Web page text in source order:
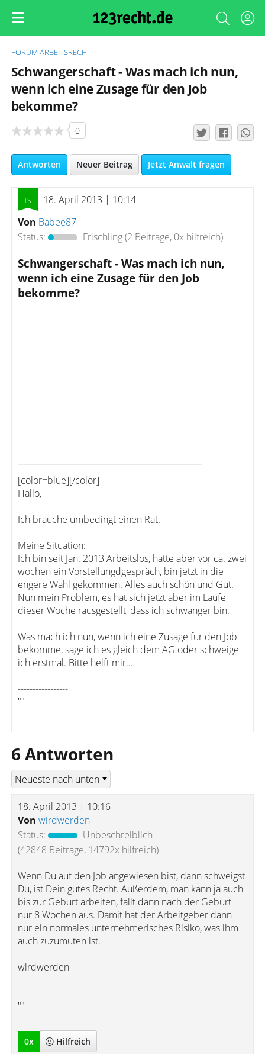
FORUM ARBEITSRECHT
Schwangerschaft - Was mach ich nun,
wenn ich eine Zusage für den Job
bekomme?
0
Antworten Neuer Beitrag Jetzt Anwalt fragen
18. April 2013 | 10:14
Von Babee87
Status:
Frischling(2 Beiträge, 0x hilfreich)
Schwangerschaft - Was mach ich nun,
wenn ich eine Zusage für den Job
bekomme?
[color=blue][/color]
Hallo,
Ich brauche umbedingt einen Rat.
Meine Situation:
Ich bin seit Jan. 2013 Arbeitslos, hatte aber vor ca. zwei
wochen ein Vorstellungdgespräch, bin jetzt in die
engere Wahl gekommen. Alles auch schön und Gut.
Nun mein Problem, es hat sich jetzt aber im Laufe
dieser Woche rausgestellt, dass ich schwanger bin.
Was mach ich nun, wenn ich eine Zusage für den Job
bekomme, sage ich es gleich dem AG oder schweige
ich erstmal. Bitte helft mir...
-----------------
""
6 Antworten
18. April 2013 | 10:16
Von wirdwerden
Status:
Unbeschreiblich
(42848 Beiträge, 14792x hilfreich)
Wenn Du auf den Job angewiesen bist, dann schweigst
Du, ist Dein gutes Recht. Außerdem, man kann ja auch
bis zur Geburt arbeiten, fällt dann nach der Geburt
nur 8 Wochen aus. Damit hat der Arbeitgeber dann
nur ein normales unternehmerisches Risiko, was ihm
auch zuzumuten ist.
wirdwerden
-----------------
""
0x Hilfreich